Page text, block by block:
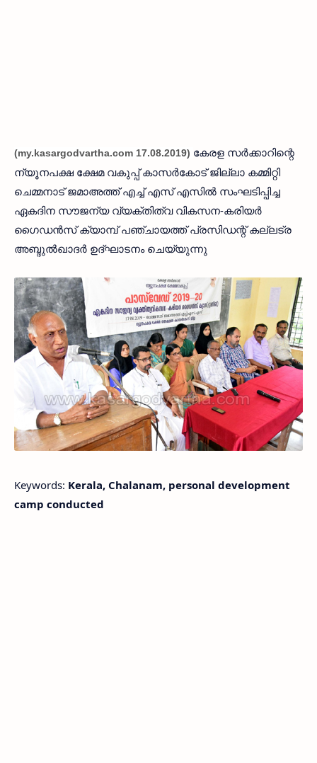
(my.kasargodvartha.com 17.08.2019) കേരള സര്‍ക്കാറിന്റെ
ന്യൂനപക്ഷ ക്ഷേമ വകുപ്പ് കാസര്‍കോട് ജില്ലാ കമ്മിറ്റി
ചെമ്മനാട് ജമാഅത്ത് എച്ച് എസ് എസില്‍ സംഘടിപ്പിച്ച
ഏകദിന സൗജന്യ വ്യക്തിത്വ വികസന-കരിയര്‍
ഗൈഡന്‍സ് ക്യാമ്പ് പഞ്ചായത്ത് പ്രസിഡന്റ് കല്ലട്ര
അബ്ദുല്‍ഖാദര്‍ ഉദ്ഘാടനം ചെയ്യുന്നു
Keywords: Kerala, Chalanam, personal development
camp conducted